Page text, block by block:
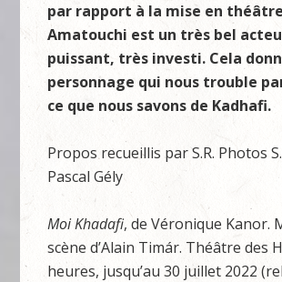
par rapport à la mise en
Amatouchi est un très bel
puissant, très investi. Cela
personnage qui nous trouble
ce que nous savons de Kadhafi.
Propos recueillis par S.R. Photos
Pascal Gély
Moi Khadafi, de Véronique Kanor.
scène d’Alain Timár. Théâtre des
heures, jusqu’au 30 juillet 2022